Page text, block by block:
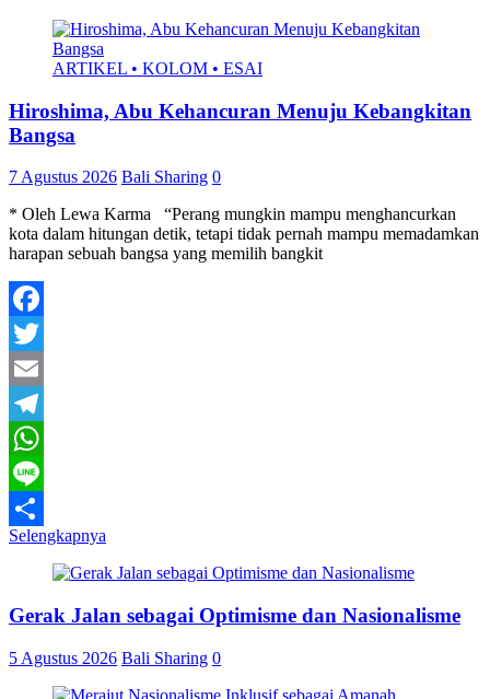
ARTIKEL • KOLOM • ESAI
Hiroshima, Abu Kehancuran Menuju Kebangkitan
Bangsa
7 Agustus 2026 Bali Sharing 0
* Oleh Lewa Karma “Perang mungkin mampu menghancurkan
kota dalam hitungan detik, tetapi tidak pernah mampu memadamkan
harapan sebuah bangsa yang memilih bangkit
Facebook
Twitter
Email
Telegram
WhatsApp
Line
Share
Selengkapnya
Gerak Jalan sebagai Optimisme dan Nasionalisme
5 Agustus 2026 Bali Sharing 0